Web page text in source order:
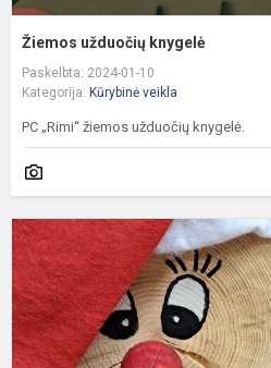
Žiemos užduočių knygelė
Paskelbta: 2024-01-10
Kategorija: Kūrybinė veikla
PC „Rimi“ žiemos užduočių knygelė.